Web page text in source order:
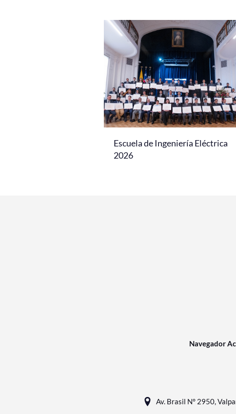
Escuela de Ingeniería Eléctrica
2026
Navegador
Av. Brasil N° 2950,